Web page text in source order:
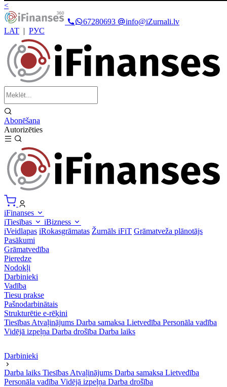
<
67280693
info@iZurnali.lv
LAT | РУС
Abonēšana
Autorizēties
iFinanses
iTiesības
iBizness
iVeidlapas iRokasgrāmatas Žurnāls iFiT Grāmatveža plānotājs
Pasākumi
Grāmatvedība
Pieredze
Nodokļi
Darbinieki
Vadība
Tiesu prakse
Pašnodarbinātais
Strukturētie e-rēķini
Tiesības Atvaļinājums Darba samaksa Lietvedība Personāla vadība
Vidējā izpeļņa Darba drošība Darba laiks
Darbinieki
Darba laiks Tiesības Atvaļinājums Darba samaksa Lietvedība
Personāla vadība Vidējā izpeļņa Darba drošība